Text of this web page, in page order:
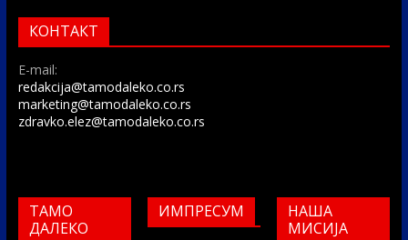
КОНТАКТ
E-mail:
redakcija@tamodaleko.co.rs
marketing@tamodaleko.co.rs
zdravko.elez@tamodaleko.co.rs
ТАМО
ДАЛЕКО
ИМПРЕСУМ
НАША
МИСИЈА